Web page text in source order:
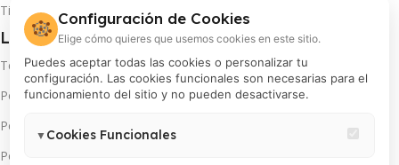
Tiempo y cobertura de envíos
Legales
Términos y condiciones
Política de privacidad
Política de cambios y devoluciones
Política de pago en cuotas
🍪 Configuración de Cookies
Elige cómo quieres que usemos cookies en este sitio.
Puedes aceptar todas las cookies o personalizar tu
configuración. Las cookies funcionales son necesarias para el
funcionamiento del sitio y no pueden desactivarse.
▼ Cookies Funcionales